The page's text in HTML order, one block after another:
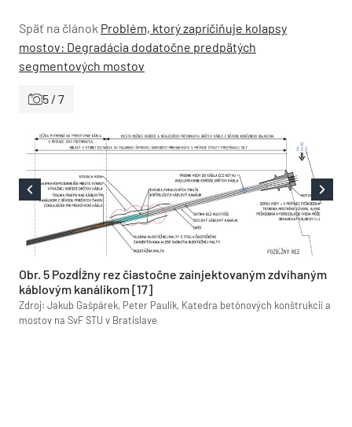
Späť na článok Problém, ktorý zapríčiňuje kolapsy
mostov: Degradácia dodatočne predpätých
segmentových mostov
5 / 7
Obr. 5 Pozdĺžny rez čiastočne zainjektovaným zdvíhaným
káblovým kanálikom [17]
Zdroj: Jakub Gašpárek, Peter Paulík, Katedra betónových konštrukcií a
mostov na SvF STU v Bratislave